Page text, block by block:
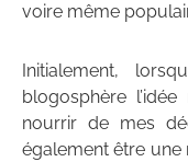
voire même
Initialement,
blogosphère
nourrir de mes
également être une